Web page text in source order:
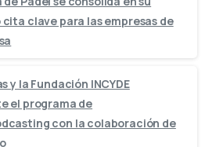
clave para las empresas de
y la Fundación INCYDE
el programa de
con la colaboración de